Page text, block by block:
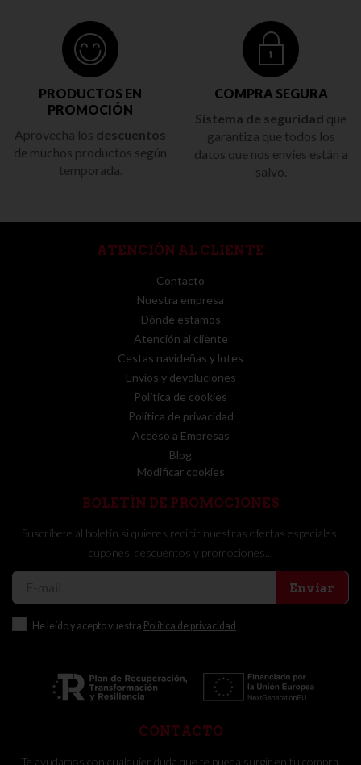
PRODUCTOS EN
PROMOCIÓN
Aprovecha los descuentos
de muchos productos según
temporada.
COMPRA SEGURA
Sistema de seguridad que
garantiza que todos los
datos que nos envíes están a
salvo.
ATENCIÓN AL CLIENTE
Contacto
Nuestra empresa
Dónde estamos
Atención al cliente
Cestas navideñas y lotes
Envíos y devoluciones
Política de cookies
Política de privacidad
Acceso a Empresas
Blog
Modificar cookies
BOLETÍN DE PROMOCIONES
Suscríbete al boletín si quieres recibir nuestras ofertas especiales,
cupones, descuentos y promociones…
Enviar
He leído y acepto vuestra Política de privacidad
CONTACTO
Te ayudamos con cualquier duda que te pueda surgir en tu compra.